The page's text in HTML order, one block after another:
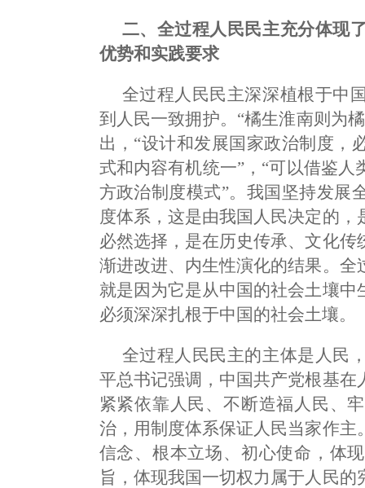
二、全过程人民民主充分体现
优势和实践要求
全过程人民民主深深植根于中
到人民一致拥护。“橘生淮南则为
出，“设计和发展国家政治制度，
式和内容有机统一”，“可以借鉴
方政治制度模式”。我国坚持发展
度体系，这是由我国人民决定的
必然选择，是在历史传承、文化
渐进改进、内生性演化的结果。
就是因为它是从中国的社会土壤
必须深深扎根于中国的社会土壤。
全过程人民民主的主体是人民
平总书记强调，中国共产党根基
紧紧依靠人民、不断造福人民、
治，用制度体系保证人民当家作
信念、根本立场、初心使命，体
旨，体现我国一切权力属于人民